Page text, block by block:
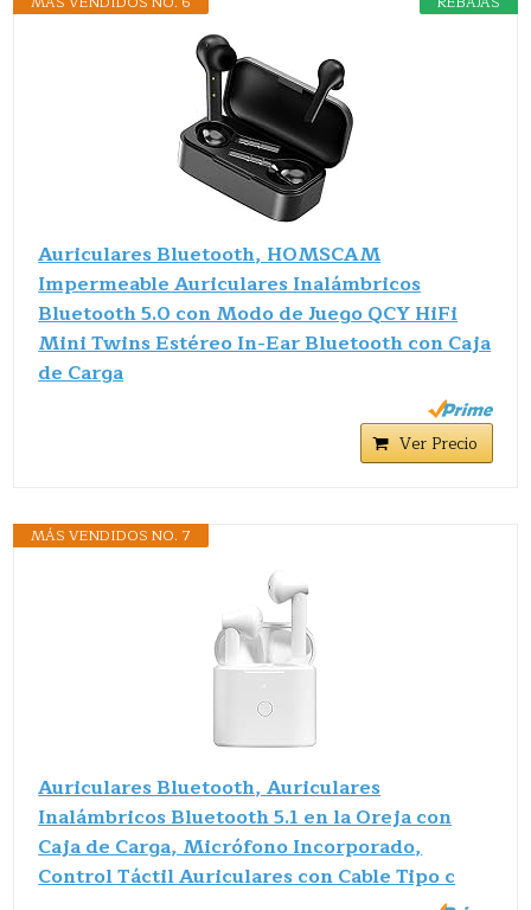
Auriculares Bluetooth, HOMSCAM
Impermeable Auriculares Inalámbricos
Bluetooth 5.0 con Modo de Juego QCY HiFi
Mini Twins Estéreo In-Ear Bluetooth con Caja
de Carga
Ver Precio
MÁS VENDIDOS NO. 7
Auriculares Bluetooth, Auriculares
Inalámbricos Bluetooth 5.1 en la Oreja con
Caja de Carga, Micrófono Incorporado,
Control Táctil Auriculares con Cable Tipo c